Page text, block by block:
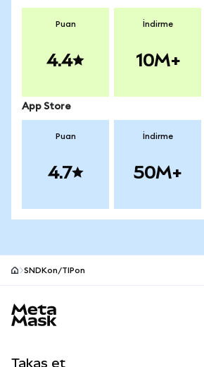
Puan
4.4
İndirme
10M+
App Store
Puan
4.7
İndirme
50M+
SNDKon/TIPon
Takas et